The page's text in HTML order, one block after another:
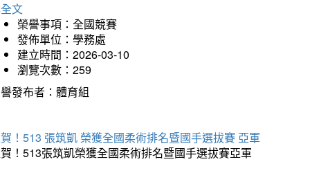
文
榮譽事項：全國競賽
發佈單位：學務處
建立時間：2026-03-10
瀏覽次數：259
發布者：體育組
！513 張筑凱 榮獲全國柔術排名暨國手選拔賽 亞軍
！513張筑凱榮獲全國柔術排名暨國手選拔賽亞軍